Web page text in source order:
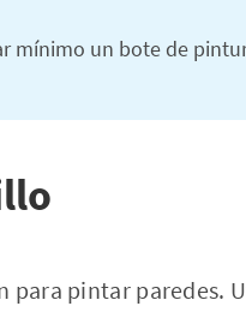
mínimo un bote de
para pintar paredes.